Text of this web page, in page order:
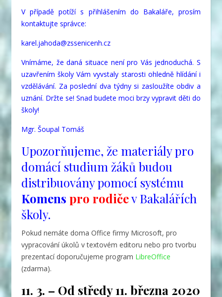
V případě potíží s přihlášením do Bakaláře, prosím
kontaktujte správce:
karel.jahoda@zssenicenh.cz
Vnímáme, že daná situace není pro Vás jednoduchá. S
uzavřením školy Vám vyvstaly starosti ohledně hlídání i
vzdělávání. Za poslední dva týdny si zasloužíte obdiv a
uznání. Držte se! Snad budete moci brzy vypravit děti do
školy!
Mgr. Šoupal Tomáš
Upozorňujeme, že materiály pro
domácí studium žáků budou
distribuovány pomocí systému
Komens pro rodičev Bakalářích
školy.
Pokud nemáte doma Office firmy Microsoft, pro
vypracování úkolů v textovém editoru nebo pro tvorbu
prezentací doporučujeme program LibreOffice
(zdarma).
11. 3. – Od středy 11. března 2020